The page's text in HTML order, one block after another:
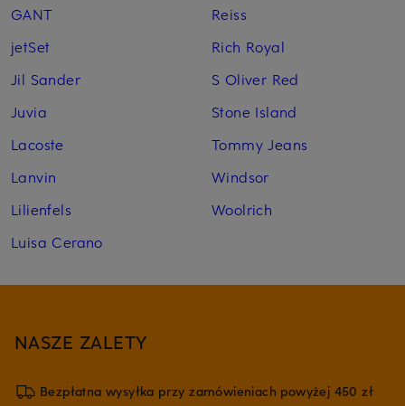
GANT
jetSet
Jil Sander
Juvia
Lacoste
Lanvin
Lilienfels
Luisa Cerano
Reiss
Rich Royal
S Oliver Red
Stone Island
Tommy Jeans
Windsor
Woolrich
NASZE ZALETY
Bezpłatna wysyłka przy zamówieniach powyżej 450 zł